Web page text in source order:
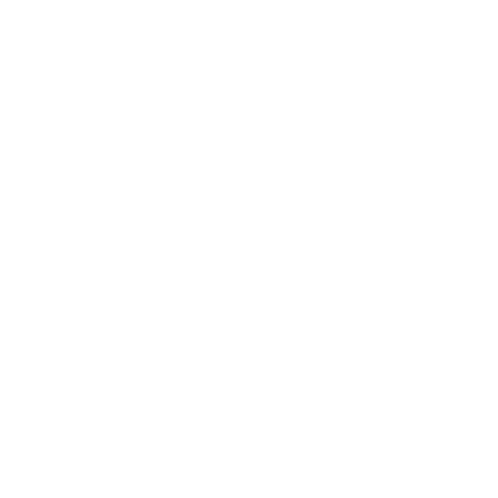
Financieras Interbancarias Mundiales"), una red
por letras y números. El BIC es necesario para
casos, optan tener un código SWIFT específico para
XXX, se refiere a la sede bancaria central. Si no, se
la cuenta de su destinatario y anular el pago.
y pedir que se anule la transferencia.